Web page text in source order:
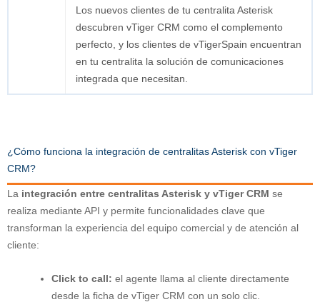
Los nuevos clientes de tu centralita Asterisk
descubren vTiger CRM como el complemento
perfecto, y los clientes de vTigerSpain encuentran
en tu centralita la solución de comunicaciones
integrada que necesitan.
¿Cómo funciona la integración de centralitas Asterisk con vTiger
CRM?
La integración entre centralitas Asterisk y vTiger CRM se
realiza mediante API y permite funcionalidades clave que
transforman la experiencia del equipo comercial y de atención al
cliente:
Click to call: el agente llama al cliente directamente
desde la ficha de vTiger CRM con un solo clic.